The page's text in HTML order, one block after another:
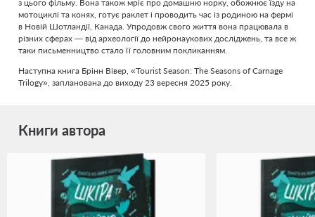
з цього фільму. Вона також мріє про домашню норку, обожнює їзду на
мотоциклі та конях, готує раклет і проводить час із родиною на фермі
в Новій Шотландії, Канада. Упродовж свого життя вона працювала в
різних сферах — від археології до нейронаукових досліджень, та все ж
таки письменництво стало її головним покликанням.
Наступна книга Брінн Вівер, «Tourist Season: The Seasons of Carnage
Trilogy», запланована до виходу 23 вересня 2025 року.
Книги автора